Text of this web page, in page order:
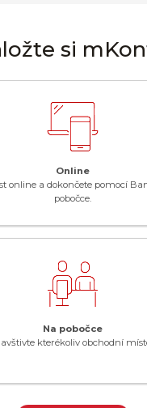
si
Online
online a dokončete pomocí
pobočce.
Na pobočce
kterékoliv obchodní